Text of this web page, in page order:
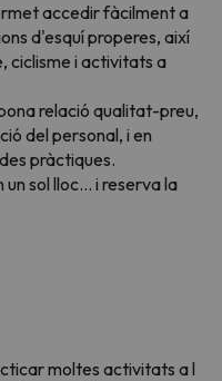
accedir fàcilment a
d'esquí properes, així
ciclisme i activitats a
relació qualitat-preu,
del personal, i en
pràctiques.
un sol lloc… i reserva la
moltes activitats a l